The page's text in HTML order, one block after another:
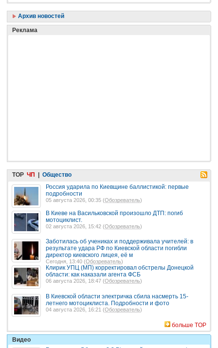
Архив новостей
Реклама
TOP ЧП
Общество
Россия ударила по Киевщине баллистикой: первые
подробности
05 августа 2026, 00:35 (Обозреватель)
В Киеве на Васильковской произошло ДТП: погиб
мотоциклист.
02 августа 2026, 15:42 (Обозреватель)
Заботилась об учениках и поддерживала учителей: в
результате удара РФ по Киевской области погибли
директор киевского лицея, её м
Сегодня, 13:40 (Обозреватель)
Клирик УПЦ (МП) корректировал обстрелы Донецкой
области: как наказали агента ФСБ
06 августа 2026, 18:47 (Обозреватель)
В Киевской области электричка сбила насмерть 15-
летнего мотоциклиста. Подробности и фото
04 августа 2026, 16:21 (Обозреватель)
больше TOP
Видео